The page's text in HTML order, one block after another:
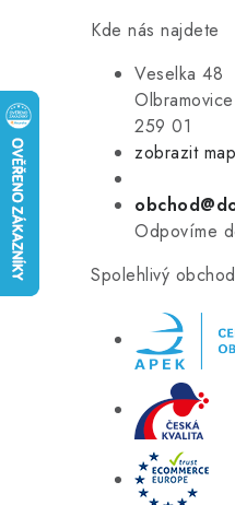
Kde nás najdete
Veselka 48
259 01
zobrazit
Odpovíme
Spolehlivý obchod